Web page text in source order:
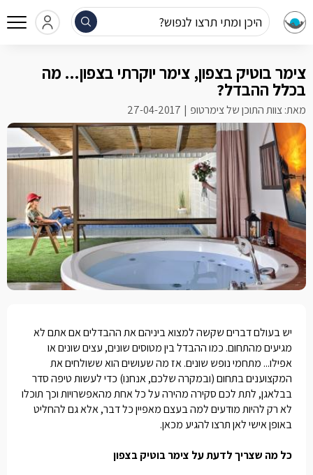
היכן ומתי תרצו לנפוש?
צימר בוטיק בצפון, צימר יוקרתי בצפון... מה
בכלל ההבדל?
מאת: צוות התוכן של צימרטופ 27-04-2017
יש בעולם דברים שקשה למצוא ביניהם את ההבדלים אם אתם לא
מגיעים מהתחום. כמו ההבדל בין מטוסים שונים, עצים שונים או
אפילו... מתחמי נופש שונים. אז מה שעושים הוא ששולחים את
המקצוענים בתחום (ובמקרה שלכם, אנחנו) כדי לעשות טיפה סדר
בבלאגן, לתת לכם סקירה מהירה על כל אחת מהאפשרויות וכך תוכלו
לא רק להיות מודעים למה בעצם מאפיין כל דבר, אלא גם להחליט
באופן אישי לאן תרצו להגיע מכאן.
כל מה שצריך לדעת על צימר בוטיק בצפון